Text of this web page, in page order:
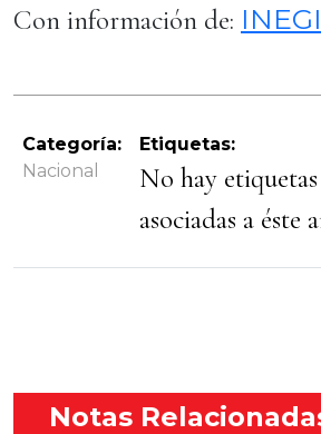
Con información de: INEGI
Categoría:
Nacional
Etiquetas:
No hay etiquetas
asociadas a éste
Notas